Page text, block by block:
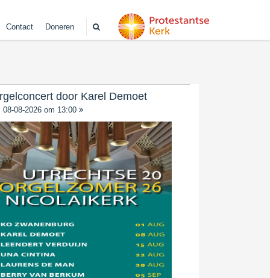
Contact Doneren
door Karel Demoet
08-08-2026 om 13:00